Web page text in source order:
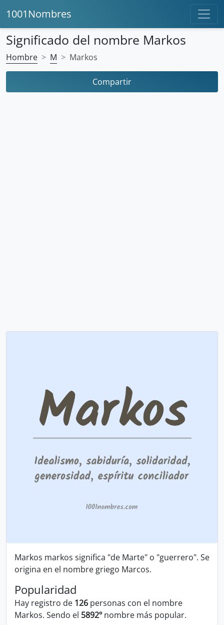
1001Nombres
Significado del nombre Markos
Hombre M Markos
Compartir
Markos markos significa "de Marte" o "guerrero". Se
origina en el nombre griego Marcos.
Popularidad
Hay registro de 126 personas con el nombre
Markos. Sendo el 5892º nombre más popular.